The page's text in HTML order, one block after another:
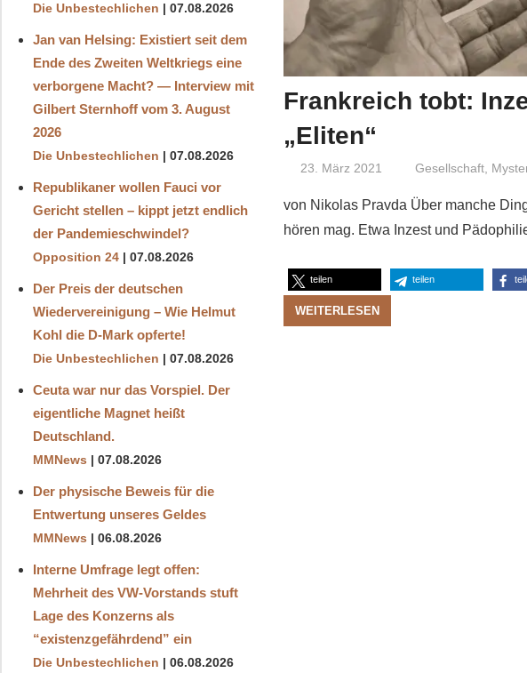
Frankreich tobt:
„Eliten“
23. März 2021 Niki Vogt
Gesellschaft,
von Nikolas Pravda Über manche
hören mag. Etwa Inzest und
teilen teilen
WEITERLESEN
Die Unbestechlichen 07.08.2026
Jan van Helsing: Existiert seit dem
Ende des Zweiten Weltkriegs eine
verborgene Macht? — Interview mit
Gilbert Sternhoff vom 3. August
2026
Die Unbestechlichen 07.08.2026
Republikaner wollen Fauci vor
Gericht stellen – kippt jetzt endlich
der Pandemieschwindel?
Opposition 24 07.08.2026
Der Preis der deutschen
Wiedervereinigung – Wie Helmut
Kohl die D‑Mark opferte!
Die Unbestechlichen 07.08.2026
Ceuta war nur das Vorspiel. Der
eigentliche Magnet heißt
Deutschland.
MMNews 07.08.2026
Der physische Beweis für die
Entwertung unseres Geldes
MMNews 06.08.2026
Interne Umfrage legt offen:
Mehrheit des VW-Vorstands stuft
Lage des Konzerns als
“existenzgefährdend” ein
Die Unbestechlichen 06.08.2026